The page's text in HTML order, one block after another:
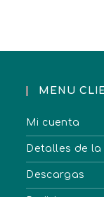
MENU
Mi cuenta
Detalles de
Descargas